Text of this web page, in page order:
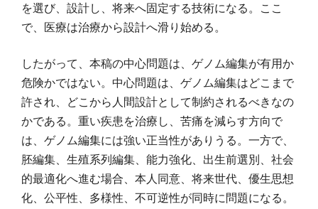
を選び、設計し、将来へ固定する技術になる。ここ
で、医療は治療から設計へ滑り始める。
したがって、本稿の中心問題は、ゲノム編集が有用か
危険かではない。中心問題は、ゲノム編集はどこまで
許され、どこから人間設計として制約されるべきなの
かである。重い疾患を治療し、苦痛を減らす方向で
は、ゲノム編集には強い正当性がありうる。一方で、
胚編集、生殖系列編集、能力強化、出生前選別、社会
的最適化へ進む場合、本人同意、将来世代、優生思想
化、公平性、多様性、不可逆性が同時に問題になる。